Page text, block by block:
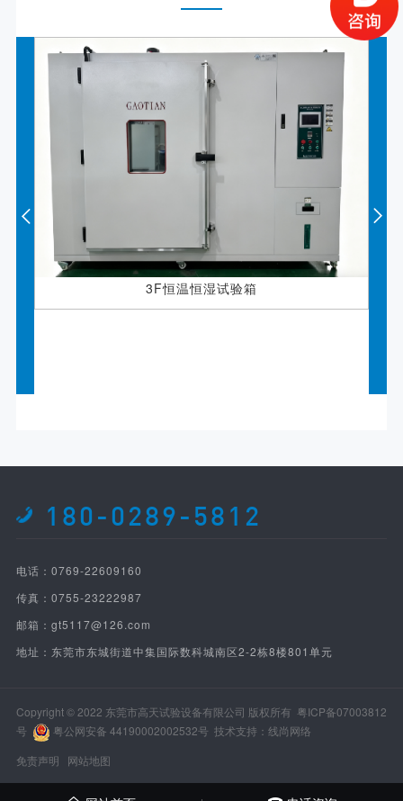
3F恒温恒湿试验箱
180-0289-5812
电话：0769-22609160
传真：0755-23222987
邮箱：gt5117@126.com
地址：东莞市东城街道中集国际数科城南区2-2栋8楼801单元
Copyright © 2022 东莞市高天试验设备有限公司 版权所有 粤ICP备07003812
号
粤公网安备 44190002002532号 技术支持：线尚网络
免责声明
网站地图